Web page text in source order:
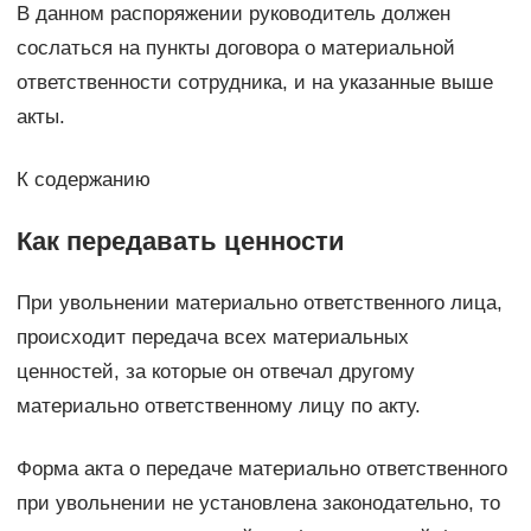
В данном распоряжении руководитель должен
сослаться на пункты договора о материальной
ответственности сотрудника, и на указанные выше
акты.
К содержанию
Как передавать ценности
При увольнении материально ответственного лица,
происходит передача всех материальных
ценностей, за которые он отвечал другому
материально ответственному лицу по акту.
Форма акта о передаче материально ответственного
при увольнении не установлена законодательно, то